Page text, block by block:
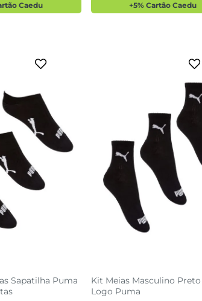
Caedu +5% Cartão Caedu
Sapatilha Puma
Kit Meias Masculino
Logo Puma